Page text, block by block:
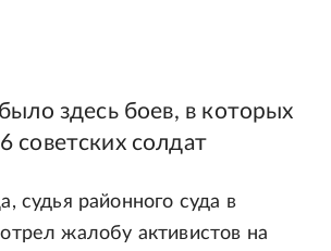
здесь боев, в которых
советских солдат
судья районного суда в
жалобу активистов на